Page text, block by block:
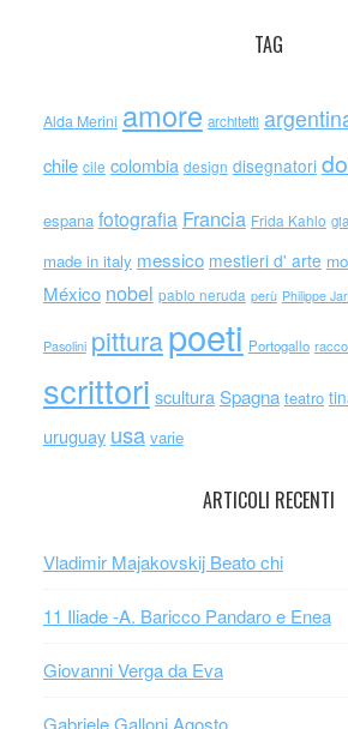
TAG
Alda Merini amore architetti
chile cile colombia design disegnatori
espana fotografia Francia Frida Kahlo
made in italy messico mestieri d' arte
México nobel pablo neruda perù Philippe
Pasolini pitturapoeti Portogallo
scrittori scultura Spagna teatro
uruguay usa varie
ARTICOLI RECENTI
Vladimir Majakovskij Beato chi
11 Iliade -A. Baricco Pandaro e Enea
Giovanni Verga da Eva
Gabriele Galloni Agosto